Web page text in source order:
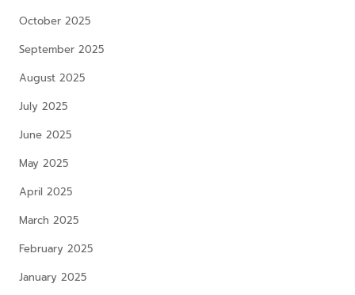
October 2025
September 2025
August 2025
July 2025
June 2025
May 2025
April 2025
March 2025
February 2025
January 2025